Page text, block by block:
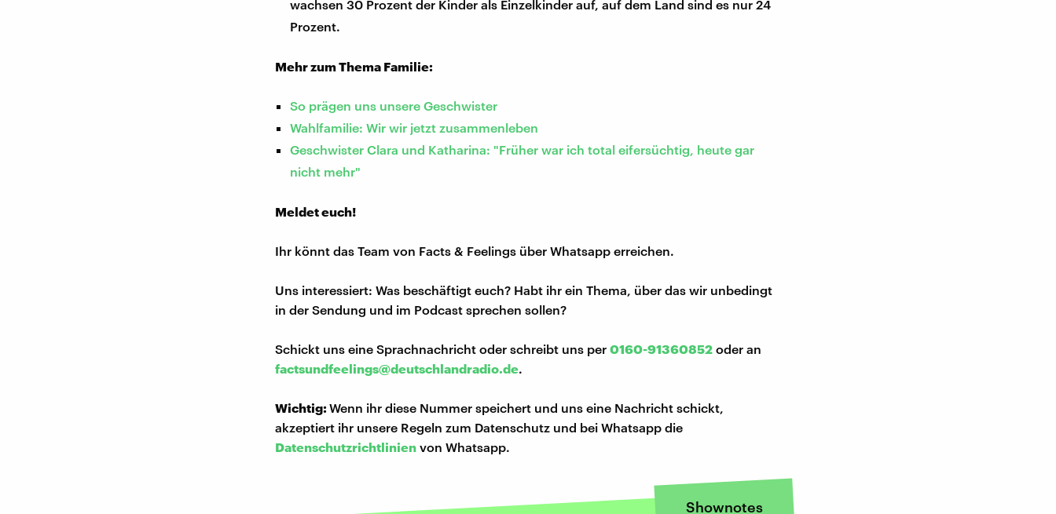
wachsen 30 Prozent der Kinder als Einzelkinder auf, auf dem Land sind es nur 24
Prozent.
Mehr zum Thema Familie:
So prägen uns unsere Geschwister
Wahlfamilie: Wir wir jetzt zusammenleben
Geschwister Clara und Katharina: "Früher war ich total eifersüchtig, heute gar
nicht mehr"
Meldet euch!
Ihr könnt das Team von Facts & Feelings über Whatsapp erreichen.
Uns interessiert: Was beschäftigt euch? Habt ihr ein Thema, über das wir unbedingt
in der Sendung und im Podcast sprechen sollen?
Schickt uns eine Sprachnachricht oder schreibt uns per 0160-91360852 oder an
factsundfeelings@deutschlandradio.de.
Wichtig:Wenn ihr diese Nummer speichert und uns eine Nachricht schickt,
akzeptiert ihr unsere Regeln zum Datenschutz und bei Whatsapp die
Datenschutzrichtlinien von Whatsapp.
Shownotes